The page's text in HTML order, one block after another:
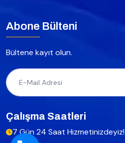
Abone Bülteni
Bültene kayıt olun.
Çalışma Saatleri
7 Gün 24 Saat Hizmetinizdeyiz!